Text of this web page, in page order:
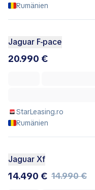
Rumänien
Jaguar F-pace
20.990 €
StarLeasing.ro
Rumänien
Jaguar Xf
14.490 € 14.990 €